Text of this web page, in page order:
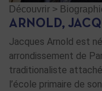
Découvrir >
ARNOLD,
Jacques Arnold est
arrondissement de
traditionaliste
l’école primaire de